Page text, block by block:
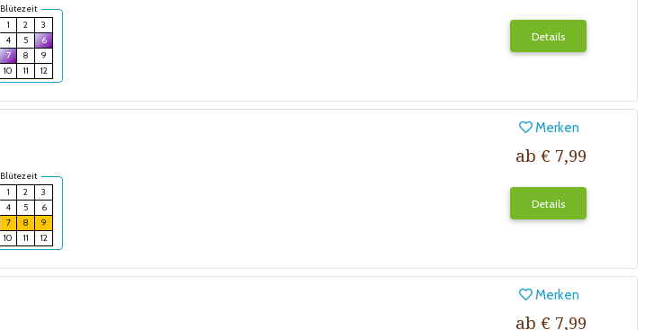
Blütezeit
1
2
3
4
5
6
7
8
9
10
11 12
Details
Blütezeit
1
2
3
4
5
6
7
8
9
10
11 12
Merken
ab € 7,99
Details
Merken
ab € 7,99